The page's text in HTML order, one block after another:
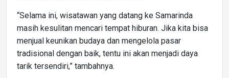
“Selama ini, wisatawan yang datang ke Samarinda
masih kesulitan mencari tempat hiburan. Jika kita bisa
menjual keunikan budaya dan mengelola pasar
tradisional dengan baik, tentu ini akan menjadi daya
tarik tersendiri,” tambahnya.